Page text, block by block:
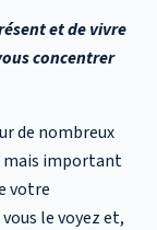
et de vivre
concentrer
de nombreux
mais important
votre
le voyez et,